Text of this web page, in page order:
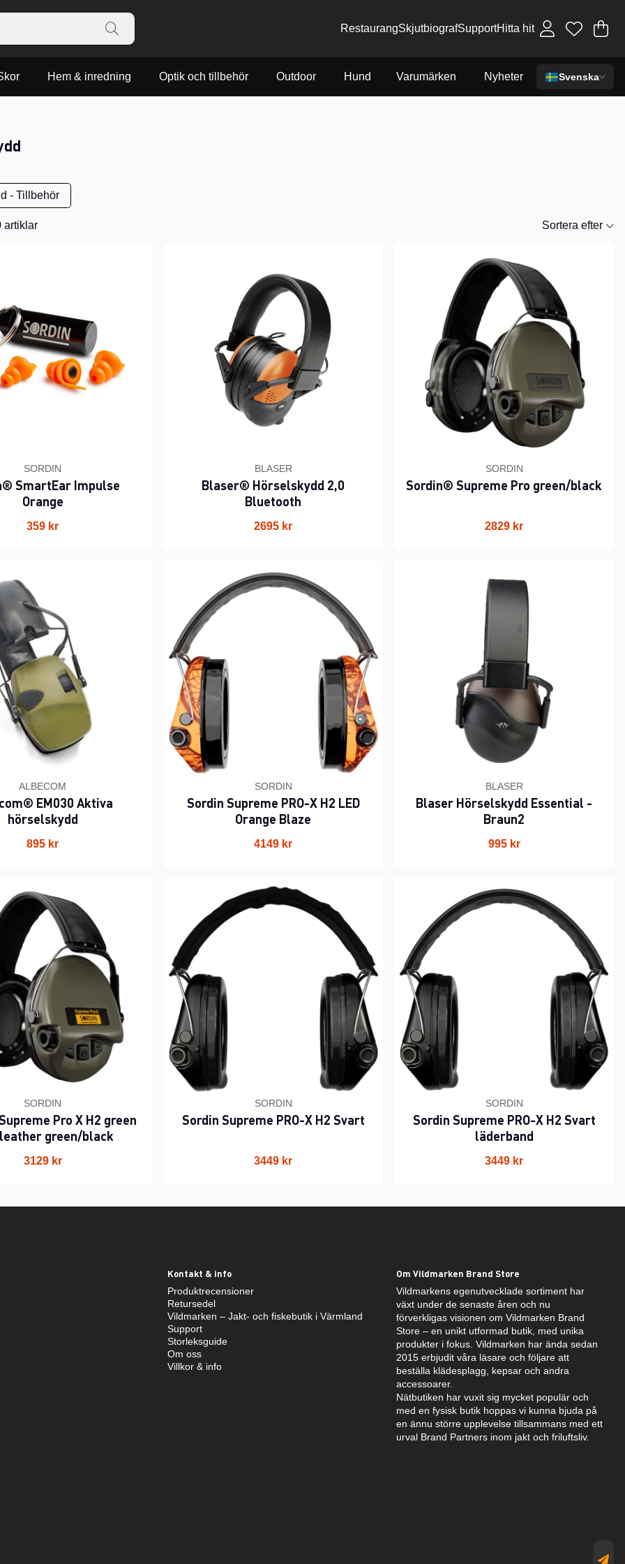
RestaurangSkjutbiografSupportHitta hit .
Hem & inredning Optik och tillbehör Outdoor Hund Varumärken Nyheter Svenska
- Tillbehör
artiklar Sortera efter
SORDIN
SmartEar Impulse
Orange
359 kr
BLASER
Blaser® Hörselskydd 2,0
Bluetooth
2695 kr
SORDIN
Sordin® Supreme Pro green/black
2829 kr
ALBECOM
EM030 Aktiva
hörselskydd
895 kr
SORDIN
Sordin Supreme PRO-X H2 LED
Orange Blaze
4149 kr
BLASER
Blaser Hörselskydd Essential -
Braun2
995 kr
SORDIN
Pro X H2 green
green/black
3129 kr
SORDIN
Sordin Supreme PRO-X H2 Svart
3449 kr
SORDIN
Sordin Supreme PRO-X H2 Svart
läderband
3449 kr
Kontakt & info
Produktrecensioner
Retursedel
Vildmarken – Jakt- och fiskebutik i Värmland
Support
Storleksguide
Om oss
Villkor & info
Om Vildmarken Brand Store
Vildmarkens egenutvecklade sortiment har
växt under de senaste åren och nu
förverkligas visionen om Vildmarken Brand
Store – en unikt utformad butik, med unika
produkter i fokus. Vildmarken har ända sedan
2015 erbjudit våra läsare och följare att
beställa klädesplagg, kepsar och andra
accessoarer.
Nätbutiken har vuxit sig mycket populär och
med en fysisk butik hoppas vi kunna bjuda på
en ännu större upplevelse tillsammans med ett
urval Brand Partners inom jakt och friluftsliv.